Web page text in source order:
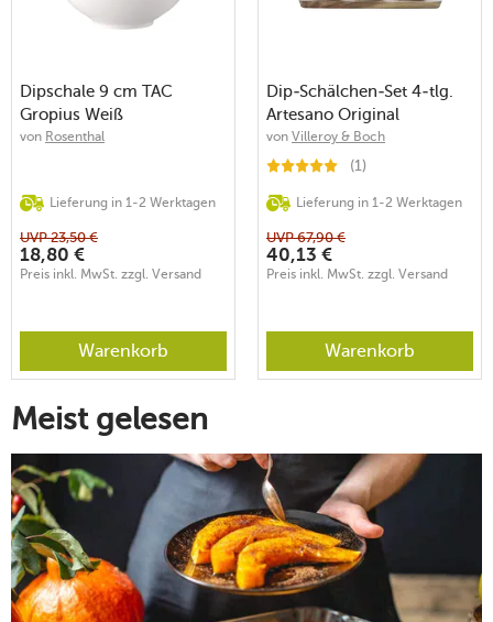
Dipschale 9 cm TAC
Gropius Weiß
von Rosenthal
Lieferung in 1-2 Werktagen
UVP23,50 €
18,80 €
Preis inkl. MwSt. zzgl. Versand
Warenkorb
Dip-Schälchen-Set 4-tlg.
Artesano Original
von Villeroy & Boch
(1)
Lieferung in 1-2 Werktagen
UVP67,90 €
40,13 €
Preis inkl. MwSt. zzgl. Versand
Warenkorb
Meist gelesen